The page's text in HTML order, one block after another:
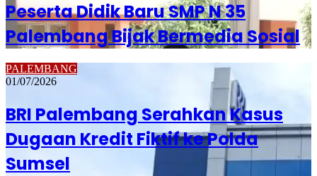
Peserta Didik Baru SMP N 35
Palembang Bijak Bermedia Sosial
PALEMBANG
01/07/2026
BRI Palembang Serahkan Kasus
Dugaan Kredit Fiktif ke Polda
Sumsel